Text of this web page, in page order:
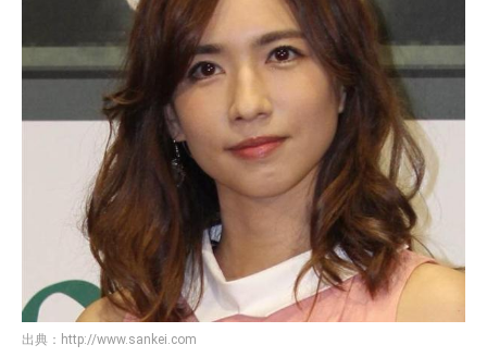
出典： http://www.sankei.com